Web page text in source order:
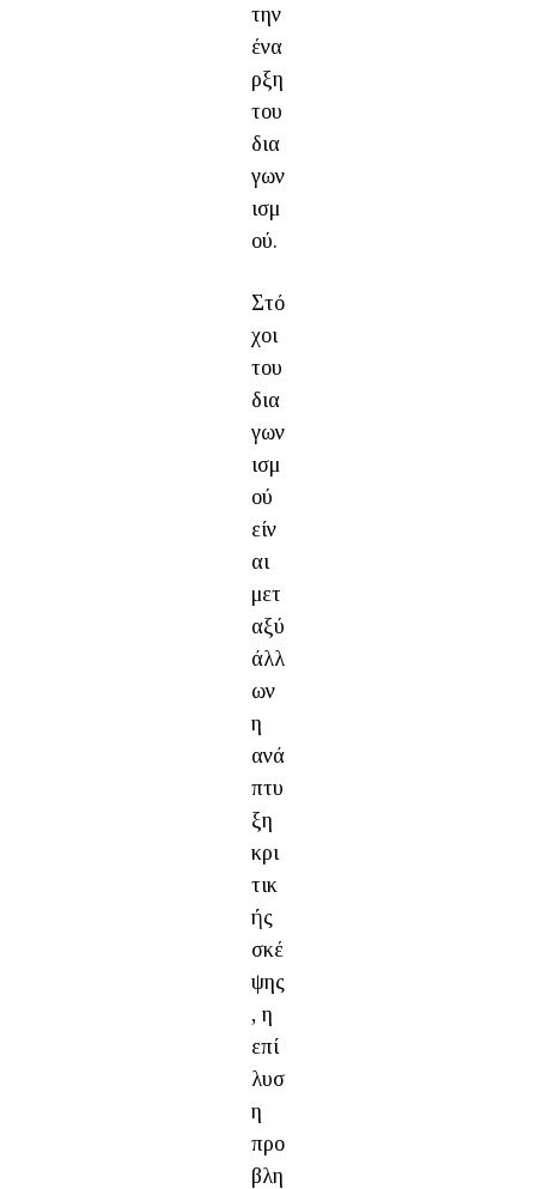
την
ένα
ρξη
του
δια
γων
ισμ
ού.
Στό
χοι
του
δια
γων
ισμ
ού
είν
αι
μετ
αξύ
άλλ
ων
η
ανά
πτυ
ξη
κρι
τικ
ής
σκέ
ψης
, η
επί
λυσ
η
προ
βλη